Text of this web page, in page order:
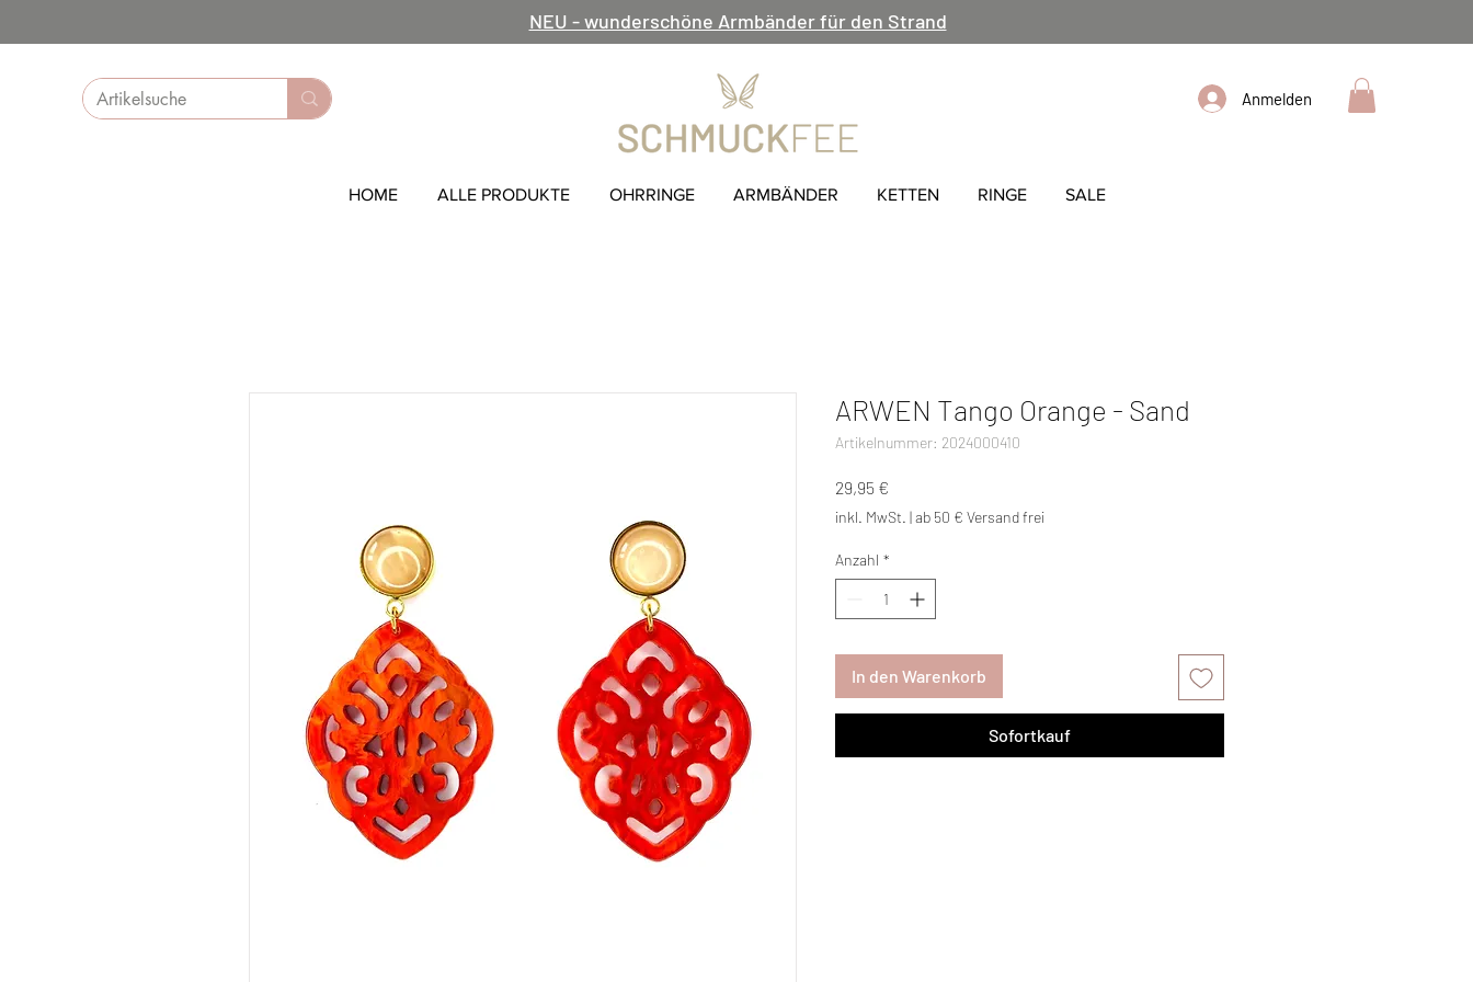
NEU - wunderschöne Armbänder für den Strand
Anmelden
HOME ALLE PRODUKTE OHRRINGE ARMBÄNDER KETTEN RINGE SALE
ARWEN Tango Orange - Sand
Artikelnummer: 2024000410
29,95 €
inkl. MwSt. |ab 50 € Versand frei
Anzahl *
In den Warenkorb
Sofortkauf